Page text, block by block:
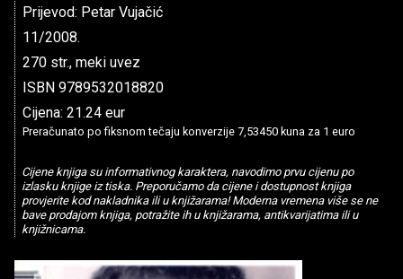
Prijevod: Petar Vujačić
11/2008.
270 str., meki uvez
ISBN 9789532018820
Cijena: 21.24 eur
Preračunato po fiksnom tečaju konverzije 7,53450 kuna za 1 euro
Cijene knjiga su informativnog karaktera, navodimo prvu cijenu po
izlasku knjige iz tiska. Preporučamo da cijene i dostupnost knjiga
provjerite kod nakladnika ili u knjižarama! Moderna vremena više se ne
bave prodajom knjiga, potražite ih u knjižarama, antikvarijatima ili u
knjižnicama.